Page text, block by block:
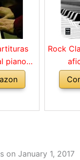
piano
Rock
on January 1, 2017